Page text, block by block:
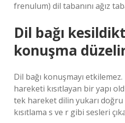
frenulum) dil tabanını ağız
Dil bağı
konuşma
Dil bağı konuşmayı
hareketi kısıtlayan bir yapı
tek hareket dilin yukarı
kısıtlama s ve r gibi sesleri